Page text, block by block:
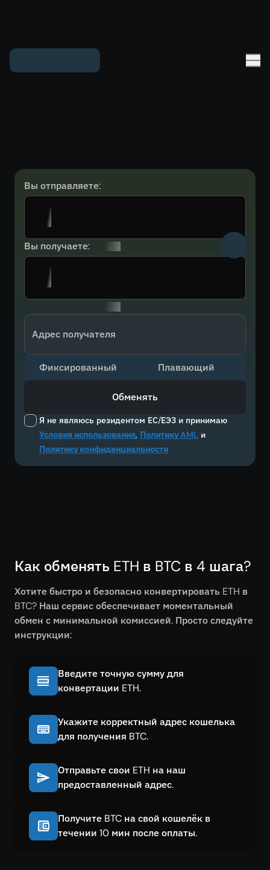
Вы отправляете:
Вы получаете:
Адрес получателя
Я не являюсь резидентом ЕС/ЕЭЗ и принимаю
Условия использования, Политику AML и
Политику конфиденциальности
Фиксированный Плавающий
Обменять
Как обменять ETH в BTC в 4 шага?
Хотите быстро и безопасно конвертировать ETH в
BTC? Наш сервис обеспечивает моментальный
обмен с минимальной комиссией. Просто следуйте
инструкции:
Введите точную сумму для
конвертации ETH.
Укажите корректный адрес кошелька
для получения BTC.
Отправьте свои ETH на наш
предоставленный адрес.
Получите BTC на свой кошелёк в
течении 10 мин после оплаты.